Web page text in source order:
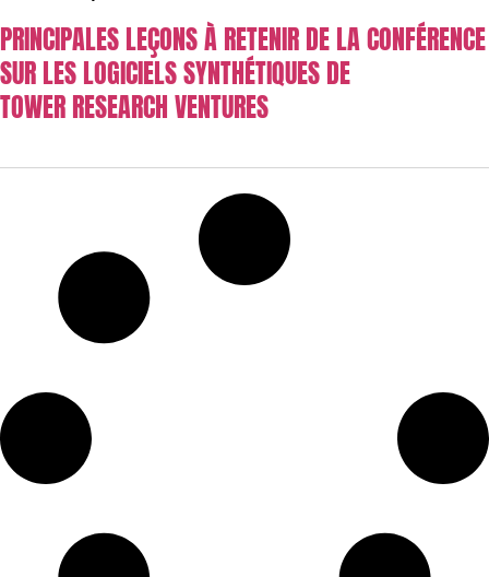
PRINCIPALES LEÇONS À RETENIR DE LA CONFÉRENCE
SUR LES LOGICIELS SYNTHÉTIQUES DE
TOWER RESEARCH VENTURES